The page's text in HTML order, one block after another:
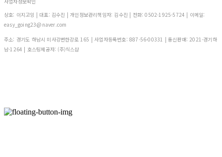
상호: 이지고잉 | 대표: 김수진 | 개인정보관리책임자: 김수진 | 전화: 0502-1925-5724 | 이메일:
easy_going23@naver.com
주소: 경기도 하남시 미사강변한강로 165 | 사업자등록번호: 887-56-00331 | 통신판매:2021-경기하
남-1264 | 호스팅제공자: (주)식스샵